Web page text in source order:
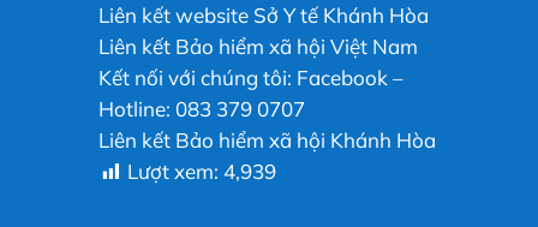
Liên kết website Sở Y tế Khánh Hòa
Liên kết Bảo hiểm xã hội Việt Nam
Kết nối với chúng tôi: Facebook –
Hotline: 083 379 0707
Liên kết Bảo hiểm xã hội Khánh Hòa
Lượt xem: 4,939